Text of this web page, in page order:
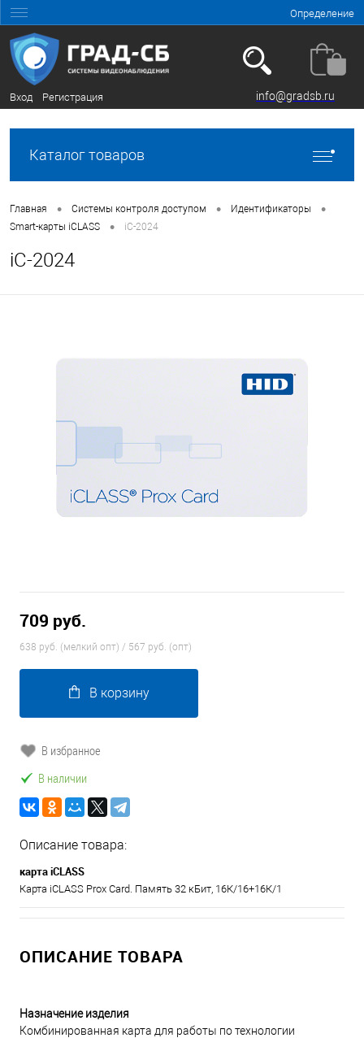
Определение
Вход Регистрация info@gradsb.ru
Каталог товаров
Главная • Системы контроля доступом • Идентификаторы •
Smart-карты iCLASS • iC-2024
iC-2024
709 руб.
638 руб. (мелкий опт) / 567 руб. (опт)
В корзину
В избранное
В наличии
Описание товара:
карта iCLASS
Карта iCLASS Prox Card. Память 32 кБит, 16К/16+16К/1
ОПИСАНИЕ ТОВАРА
Назначение изделия
Комбинированная карта для работы по технологии